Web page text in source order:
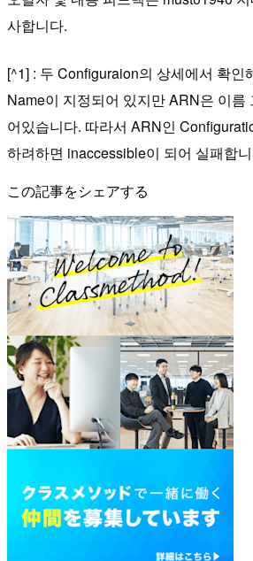
사합니다.
[^1] : 두 Configuraion의 상세에서 확인
Name이 지정되어 있지만 ARN은 이름
어있습니다. 따라서 ARN인
하려하면 inaccessible이 되어 실패합
この記事をシェアする